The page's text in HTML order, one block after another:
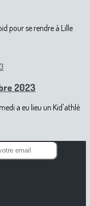
pour se rendre à Lille
2023
a eu lieu un Kid'athlé